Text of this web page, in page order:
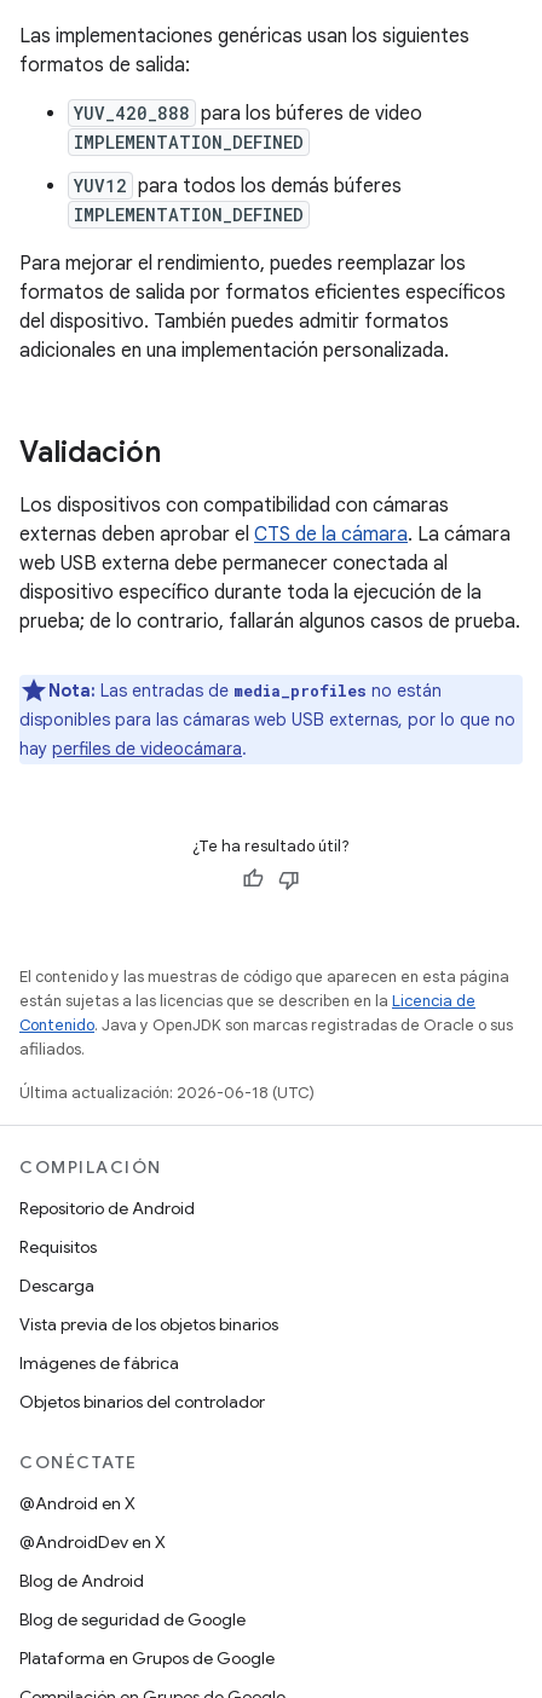
Las implementaciones genéricas usan los siguientes
formatos de salida:
YUV_420_888 para los búferes de video
IMPLEMENTATION_DEFINED
YUV12 para todos los demás búferes
IMPLEMENTATION_DEFINED
Para mejorar el rendimiento, puedes reemplazar los
formatos de salida por formatos eficientes específicos
del dispositivo. También puedes admitir formatos
adicionales en una implementación personalizada.
Validación
Los dispositivos con compatibilidad con cámaras
externas deben aprobar el CTS de la cámara. La cámara
web USB externa debe permanecer conectada al
dispositivo específico durante toda la ejecución de la
prueba; de lo contrario, fallarán algunos casos de prueba.
Nota: Las entradas de media_profiles no están
disponibles para las cámaras web USB externas, por lo que no
hay perfiles de videocámara.
¿Te ha resultado útil?
El contenido y las muestras de código que aparecen en esta página
están sujetas a las licencias que se describen en la Licencia de
Contenido. Java y OpenJDK son marcas registradas de Oracle o sus
afiliados.
Última actualización: 2026-06-18 (UTC)
COMPILACIÓN
Repositorio de Android
Requisitos
Descarga
Vista previa de los objetos binarios
Imágenes de fábrica
Objetos binarios del controlador
CONÉCTATE
@Android en X
@AndroidDev en X
Blog de Android
Blog de seguridad de Google
Plataforma en Grupos de Google